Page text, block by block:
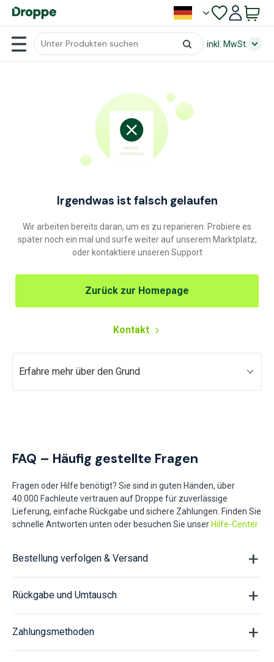
inkl. MwSt.
Irgendwas ist falsch gelaufen
Wir arbeiten bereits daran, um es zu reparieren. Probiere es
später noch ein mal und surfe weiter auf unserem Marktplatz,
oder kontaktiere unseren Support
Zurück zur Homepage
Kontakt
Erfahre mehr über den Grund
FAQ – Häufig gestellte Fragen
Fragen oder Hilfe benötigt? Sie sind in guten Händen, über
40.000 Fachleute vertrauen auf Droppe für zuverlässige
Lieferung, einfache Rückgabe und sichere Zahlungen. Finden Sie
schnelle Antworten unten oder besuchen Sie unser Hilfe-Center
Bestellung verfolgen & Versand
Rückgabe und Umtausch
Zahlungsmethoden